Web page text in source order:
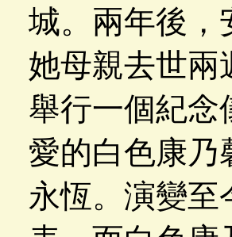
城。兩年後，
她母親去世兩
舉行一個紀念
愛的白色康乃
永恆。演變至